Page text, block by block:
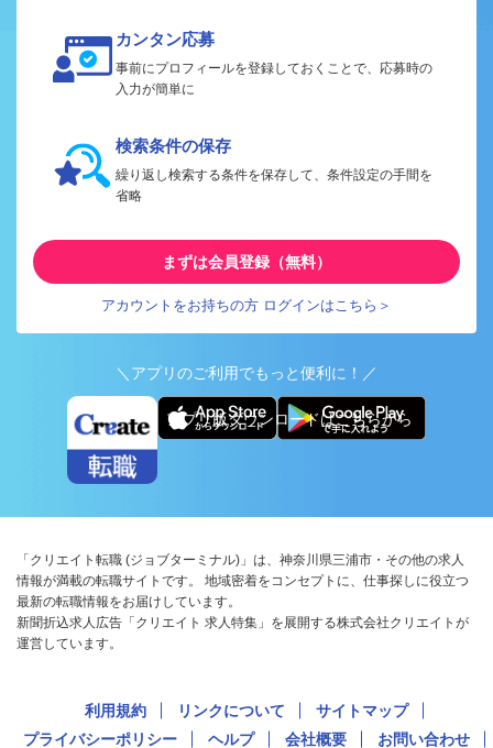
カンタン応募
事前にプロフィールを登録しておくことで、応募時の
入力が簡単に
検索条件の保存
繰り返し検索する条件を保存して、条件設定の手間を
省略
まずは会員登録（無料）
アカウントをお持ちの方 ログインはこちら＞
＼アプリのご利用でもっと便利に！／
アプリ版ダウンロードはこちらから
「クリエイト転職 (ジョブターミナル)」は、神奈川県三浦市・その他の求人
情報が満載の転職サイトです。 地域密着をコンセプトに、仕事探しに役立つ
最新の転職情報をお届けしています。
新聞折込求人広告「クリエイト 求人特集」を展開する株式会社クリエイトが
運営しています。
利用規約 リンクについて
サイトマップ
プライバシーポリシー
ヘルプ 会社概要 お問い合わせ